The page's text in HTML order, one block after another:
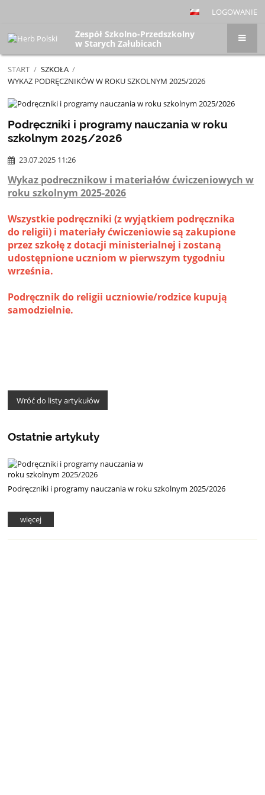
LOGOWANIE
Zespół Szkolno-Przedszkolny
w Starych Załubicach
START / SZKOŁA /
WYKAZ PODRĘCZNIKÓW W ROKU SZKOLNYM 2025/2026
Wykaz
podręczników
w
szkolnym
2025/2026
Podręczniki i programy nauczania w roku
szkolnym 2025/2026
23.07.2025 11:26
Wykaz podrecznikow i materiałów ćwiczeniowych w
roku szkolnym 2025-2026
Wszystkie podręczniki (z wyjątkiem podręcznika
do religii) i materiały ćwiczeniowie są zakupione
przez szkołę z dotacji ministerialnej i zostaną
udostępnione uczniom w pierwszym tygodniu
września.
Podręcznik do religii uczniowie/rodzice kupują
samodzielnie.
Wróć do listy artykułów
Ostatnie artykuły
Podręczniki i programy nauczania w roku szkolnym 2025/2026
więcej